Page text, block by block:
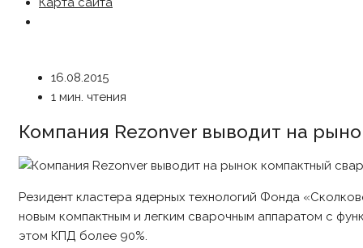
16.08.2015
1 мин. чтения
Компания Rezonver выводит на
Резидент кластера ядерных технологий Фонда
новым компактным и легким сварочным аппаратом c
этом КПД более 90%.